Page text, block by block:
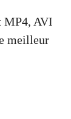
MP4, AVI
meilleur